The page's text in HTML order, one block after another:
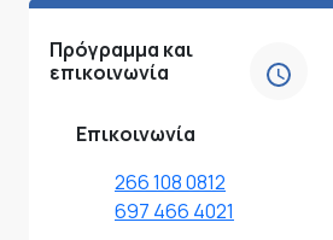
Πρόγραμμα και
επικοινωνία
Επικοινωνία
266 108 0812
697 466 4021